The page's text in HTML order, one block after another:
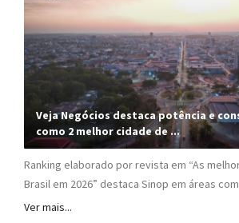
Veja Negócios destaca potência e
como 2 melhor cidade de ...
Ranking elaborado por revista em “As
Brasil em 2026” destaca Sinop em áreas
Ver mais...